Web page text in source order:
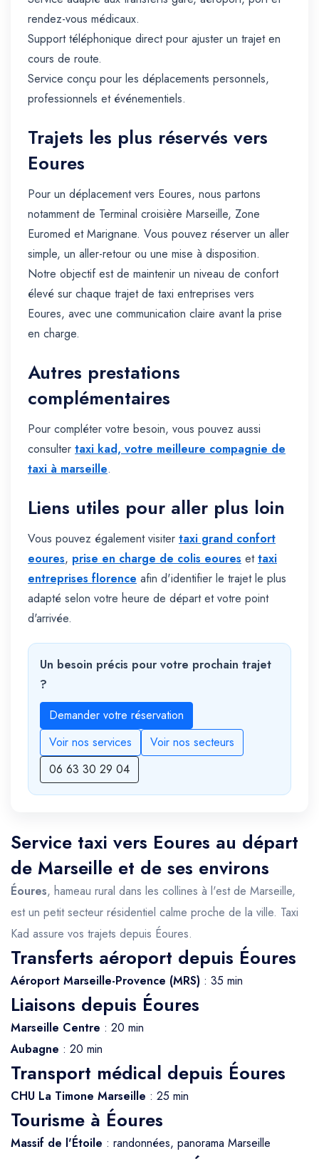
rendez-vous médicaux.
Support téléphonique direct pour ajuster un trajet en
cours de route.
Service conçu pour les déplacements personnels,
professionnels et événementiels.
Trajets les plus réservés vers
Eoures
Pour un déplacement vers Eoures, nous partons
notamment de Terminal croisière Marseille, Zone
Euromed et Marignane. Vous pouvez réserver un aller
simple, un aller-retour ou une mise à disposition.
Notre objectif est de maintenir un niveau de confort
élevé sur chaque trajet de taxi entreprises vers
Eoures, avec une communication claire avant la prise
en charge.
Autres prestations
complémentaires
Pour compléter votre besoin, vous pouvez aussi
consulter taxi kad, votre meilleure compagnie de
taxi à marseille.
Liens utiles pour aller plus loin
Vous pouvez également visiter taxi grand confort
eoures, prise en charge de colis eoures ettaxi
entreprises florence afin d'identifier le trajet le plus
adapté selon votre heure de départ et votre point
d'arrivée.
Un besoin précis pour votre prochain trajet
?
Demander votre réservation
Voir nos services
Voir nos secteurs
06 63 30 29 04
Service taxi vers Eoures au départ
de Marseille et de ses environs
Éoures, hameau rural dans les collines à l'est de Marseille,
est un petit secteur résidentiel calme proche de la ville. Taxi
Kad assure vos trajets depuis Éoures.
Transferts aéroport depuis Éoures
Aéroport Marseille-Provence (MRS) : 35 min
Liaisons depuis Éoures
Marseille Centre : 20 min
Aubagne : 20 min
Transport médical depuis Éoures
CHU La Timone Marseille : 25 min
Tourisme à Éoures
Massif de l'Étoile : randonnées, panorama Marseille